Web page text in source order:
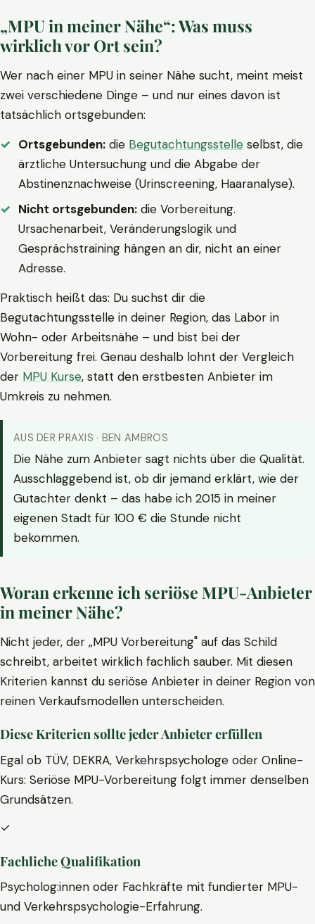
„MPU in meiner Nähe“: Was muss
wirklich vor Ort sein?
Wer nach einer MPU in seiner Nähe sucht, meint meist
zwei verschiedene Dinge – und nur eines davon ist
tatsächlich ortsgebunden:
Ortsgebunden: die Begutachtungsstelle selbst, die
ärztliche Untersuchung und die Abgabe der
Abstinenznachweise (Urinscreening, Haaranalyse).
Nicht ortsgebunden: die Vorbereitung.
Ursachenarbeit, Veränderungslogik und
Gesprächstraining hängen an dir, nicht an einer
Adresse.
Praktisch heißt das: Du suchst dir die
Begutachtungsstelle in deiner Region, das Labor in
Wohn- oder Arbeitsnähe – und bist bei der
Vorbereitung frei. Genau deshalb lohnt der Vergleich
der MPU Kurse, statt den erstbesten Anbieter im
Umkreis zu nehmen.
AUS DER PRAXIS · BEN AMBROS
Die Nähe zum Anbieter sagt nichts über die Qualität.
Ausschlaggebend ist, ob dir jemand erklärt, wie der
Gutachter denkt – das habe ich 2015 in meiner
eigenen Stadt für 100 € die Stunde nicht
bekommen.
Woran erkenne ich seriöse MPU-Anbieter
in meiner Nähe?
Nicht jeder, der „MPU Vorbereitung" auf das Schild
schreibt, arbeitet wirklich fachlich sauber. Mit diesen
Kriterien kannst du seriöse Anbieter in deiner Region von
reinen Verkaufsmodellen unterscheiden.
Diese Kriterien sollte jeder Anbieter erfüllen
Egal ob TÜV, DEKRA, Verkehrspsychologe oder Online-
Kurs: Seriöse MPU-Vorbereitung folgt immer denselben
Grundsätzen.
✓
Fachliche Qualifikation
Psycholog:innen oder Fachkräfte mit fundierter MPU-
und Verkehrspsychologie-Erfahrung.